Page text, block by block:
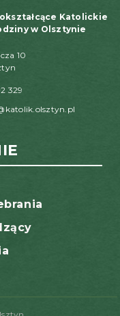
Katolickie
w Olsztynie
10
329